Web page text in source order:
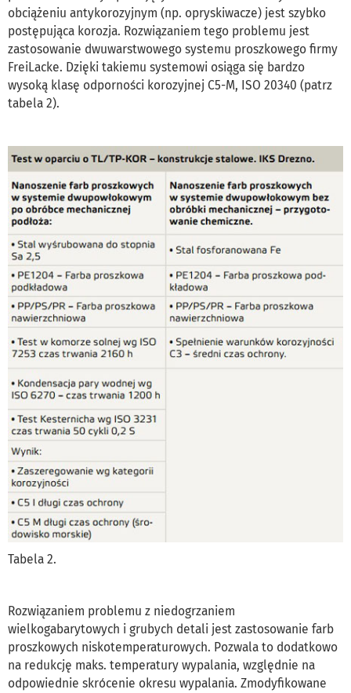
obciążeniu antykorozyjnym (np. opryskiwacze) jest szybko
postępująca korozja. Rozwiązaniem tego problemu jest
zastosowanie dwuwarstwowego systemu proszkowego firmy
FreiLacke. Dzięki takiemu systemowi osiąga się bardzo
wysoką klasę odporności korozyjnej C5-M, ISO 20340 (patrz
tabela 2).
Tabela 2.
Rozwiązaniem problemu z niedogrzaniem
wielkogabarytowych i grubych detali jest zastosowanie farb
proszkowych niskotemperaturowych. Pozwala to dodatkowo
na redukcję maks. temperatury wypalania, względnie na
odpowiednie skrócenie okresu wypalania. Zmodyfikowane